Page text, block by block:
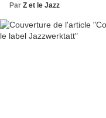
Par Z et le Jazz